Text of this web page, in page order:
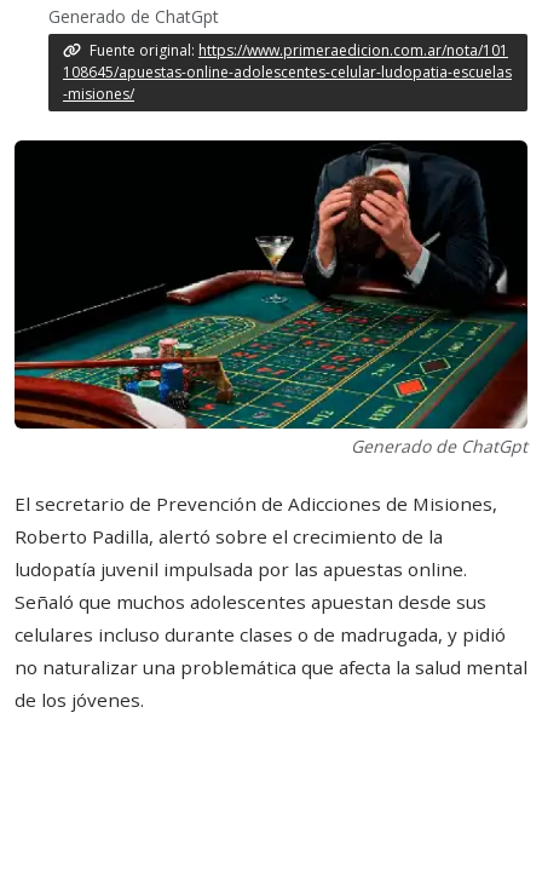
Generado de ChatGpt
Fuente original: https://www.primeraedicion.com.ar/nota/101
108645/apuestas-online-adolescentes-celular-ludopatia-escuelas
-misiones/
Generado de ChatGpt
El secretario de Prevención de Adicciones de Misiones,
Roberto Padilla, alertó sobre el crecimiento de la
ludopatía juvenil impulsada por las apuestas online.
Señaló que muchos adolescentes apuestan desde sus
celulares incluso durante clases o de madrugada, y pidió
no naturalizar una problemática que afecta la salud mental
de los jóvenes.